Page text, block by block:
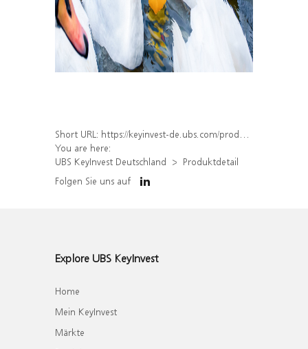
Short URL: https://keyinvest-de.ubs.com/produkt/detail/index/isin/DE000WA8LD94
You are here:
UBS KeyInvest Deutschland
Produktdetail
Folgen Sie uns auf
Explore UBS KeyInvest
Home
Mein KeyInvest
Märkte